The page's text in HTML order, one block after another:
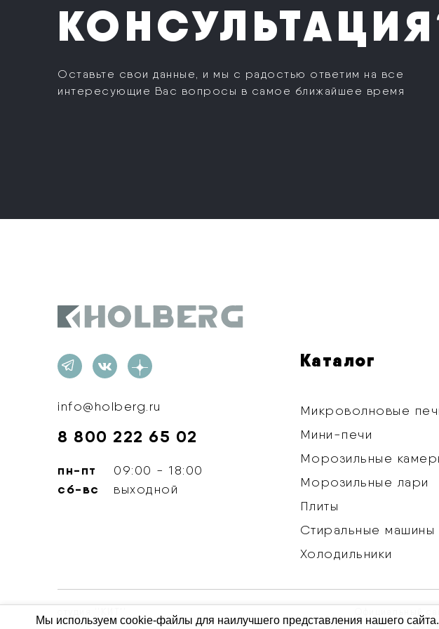
Оставьте свои данные, и мы с радостью ответим на все
интересующие Вас вопросы в самое ближайшее время
info@holberg.ru
8 800 222 65 02
пн-пт 09:00 - 18:00
сб-вс выходной
Каталог
Микроволновые
Мини-печи
Морозильные
Морозильные лари
Плиты
Стиральные машины
Холодильники
Все
Мы используем cookie-файлы для наилучшего представления нашего